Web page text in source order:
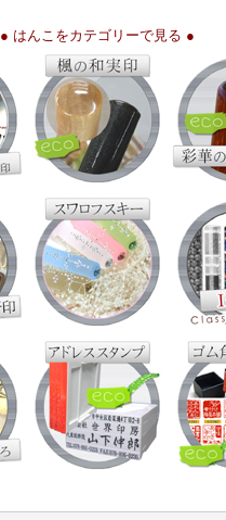
● はんこをカテゴリーで見る ●